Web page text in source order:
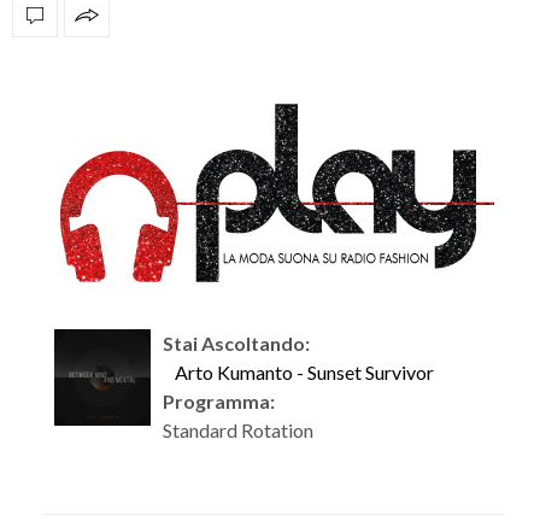
Stai Ascoltando:
Arto Kumanto - Sunset Survivor
Programma:
Standard Rotation